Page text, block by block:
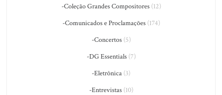
-Coleção Grandes Compositores(12)
-Comunicados e Proclamações(174)
-Concertos(5)
-DG Essentials(7)
-Eletrônica (3)
-Entrevistas(10)